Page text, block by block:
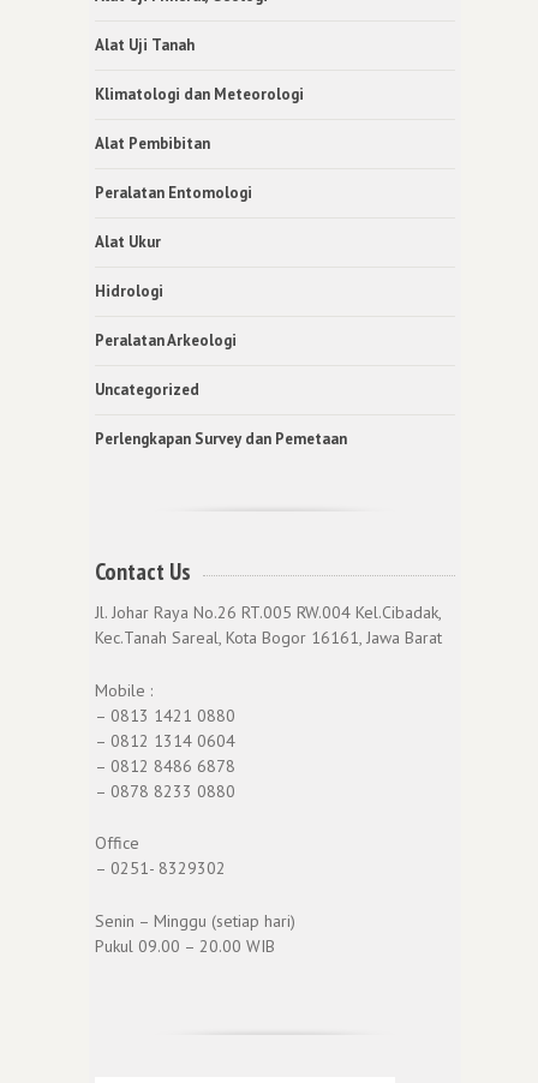
Alat Uji Tanah
Klimatologi dan Meteorologi
Alat Pembibitan
Peralatan Entomologi
Alat Ukur
Hidrologi
Peralatan Arkeologi
Uncategorized
Perlengkapan Survey dan Pemetaan
Contact Us
Jl. Johar Raya No.26 RT.005 RW.004 Kel.Cibadak,
Kec.Tanah Sareal, Kota Bogor 16161, Jawa Barat
Mobile :
– 0813 1421 0880
– 0812 1314 0604
– 0812 8486 6878
– 0878 8233 0880
Office
– 0251- 8329302
Senin – Minggu (setiap hari)
Pukul 09.00 – 20.00 WIB